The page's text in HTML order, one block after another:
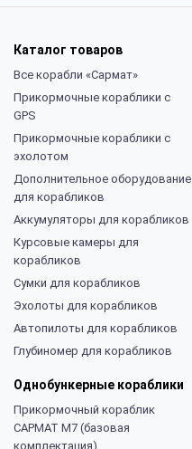
Каталог товаров
Все корабли «Сармат»
Прикормочные кораблики с
GPS
Прикормочные кораблики с
эхолотом
Дополнительное оборудование
для корабликов
Аккумуляторы для корабликов
Курсовые камеры для
корабликов
Сумки для корабликов
Эхолоты для корабликов
Автопилоты для корабликов
Глубиномер для корабликов
Однобункерные кораблики
Прикормочный кораблик
САРМАТ М7 (базовая
комплектация)